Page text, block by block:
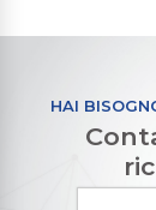
HAI